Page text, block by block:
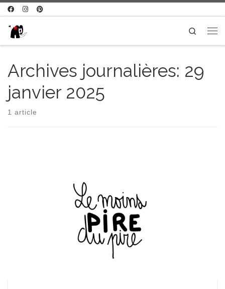
Passer au contenu
Search
Archives journalières: 29
janvier 2025
1 article